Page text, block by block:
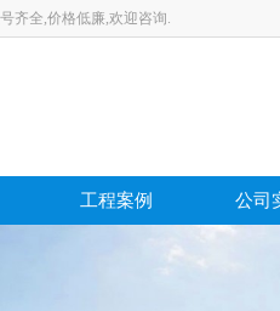
齐全,价格低廉,欢迎咨询.
工程案例 公司